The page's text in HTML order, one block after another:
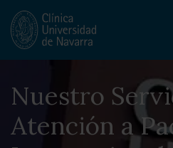
Nuestro
Atención a